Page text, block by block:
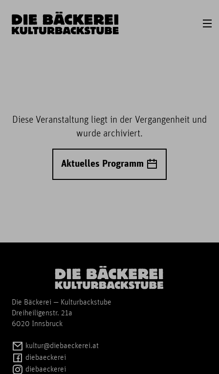
Diese Veranstaltung liegt in der Vergangenheit und
wurde archiviert.
Aktuelles Programm
Die Bäckerei — Kulturbackstube
Dreiheiligenstr. 21a
6020 Innsbruck
kultur@diebaeckerei.at
diebaeckerei
diebaeckerei